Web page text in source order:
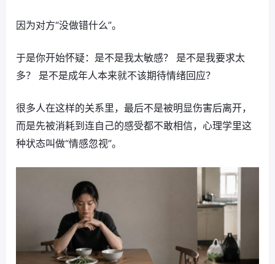
因为对方“没做错什么”。
于是你开始怀疑：是不是我太敏感？ 是不是我要求太
多？ 是不是成年人本来就不该期待情绪回应？
很多人在这样的关系里，最后不是被明显伤害后离开，
而是先被消耗到连自己的感受都不敢相信，心理学里这
种状态叫做“情感忽视”。